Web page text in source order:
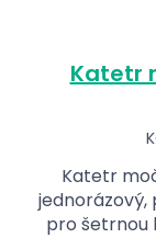
Katetr
Katetr
pro šetrnou